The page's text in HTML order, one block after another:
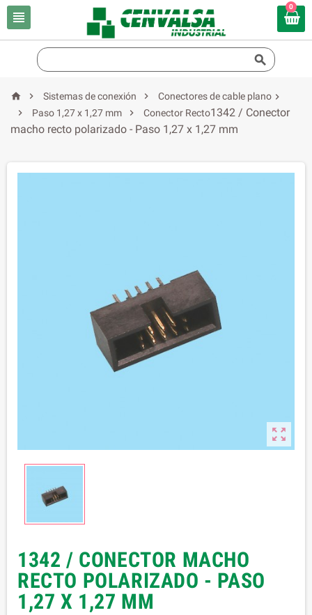

0

  Sistemas de conexión 
Conectores de cable plano

Paso 1,27 x 1,27 mm  Conector Recto

1342 / Conector
macho recto polarizado - Paso 1,27 x 1,27 mm

1342 / CONECTOR MACHO
RECTO POLARIZADO - PASO
1,27 X 1,27 MM